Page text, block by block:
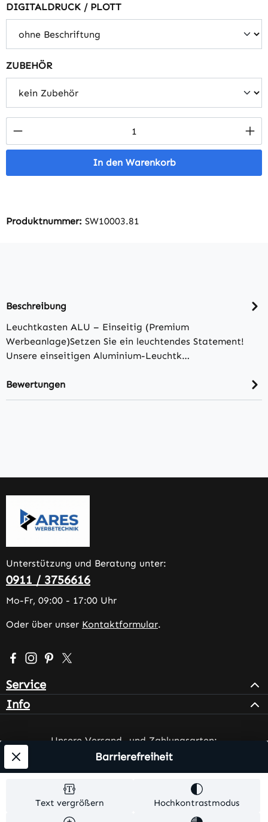
DIGITALDRUCK / PLOTTauswählen
ZUBEHÖRauswählen
Produkt Anzahl: Gib den gewünschten
In den Warenkorb
Produktnummer: SW10003.81
Beschreibung
Leuchtkasten ALU – Einseitig (Premium
Werbeanlage)Setzen Sie ein leuchtendes Statement!
Unsere einseitigen Aluminium-Leuchtk…
Bewertungen
Unterstützung und Beratung unter:
0911 / 3756616
Mo-Fr, 09:00 - 17:00 Uhr
Oder über unser Kontaktformular.
Besuche uns auf Facebook – öffnet in neuem Tab
Schau auf Instagram vorbei – öffnet in neuem Tab
Lass dich auf Pinterest inspirieren – öffnet in
Folge uns auf X – öffnet in neuem Tab
Service
Info
Unsere Versand- und Zahlungsarten:
Text vergrößern Hochkontrastmodus
Barrierefreiheit